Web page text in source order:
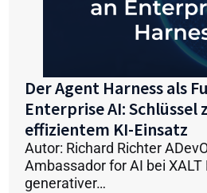
Der Agent Harness als
Enterprise AI: Schlüssel
effizientem KI-Einsatz
Autor: Richard Richter
Ambassador for AI bei XALT
generativer…